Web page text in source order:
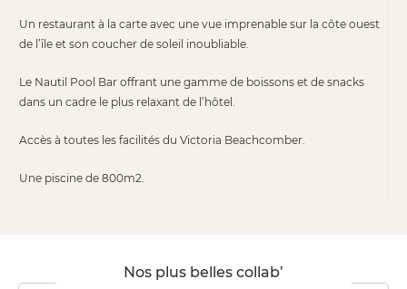
Un restaurant à la carte avec une vue imprenable sur la côte ouest
de l’île et son coucher de soleil inoubliable.
Le Nautil Pool Bar offrant une gamme de boissons et de snacks
dans un cadre le plus relaxant de l’hôtel.
Accès à toutes les facilités du Victoria Beachcomber.
Une piscine de 800m2.
Nos plus belles collab’